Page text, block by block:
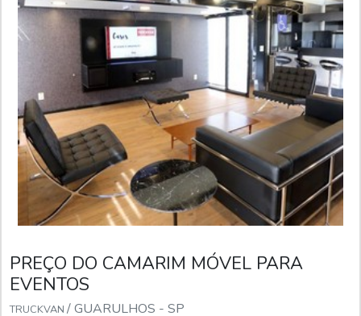
PREÇO DO CAMARIM MÓVEL PARA
EVENTOS
TRUCKVAN / GUARULHOS - SP